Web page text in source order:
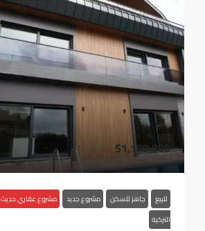
$1,100,000
للبيع جاهز للسكن مشروع جديد مشروع عقاري حديث
التركية